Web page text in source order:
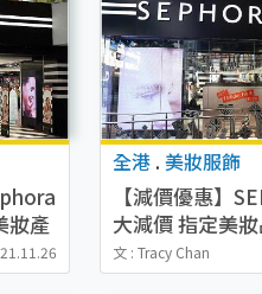
妝產
全港 .美妝服飾
【減價優惠】
大減價 指定美
文 : Tracy Chan